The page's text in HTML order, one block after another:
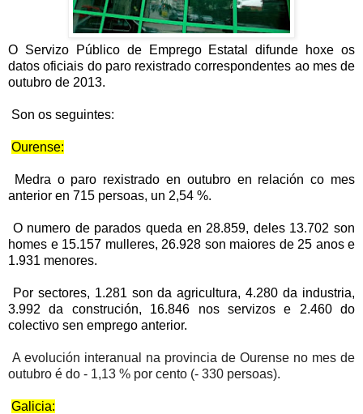
O Servizo Público de Emprego Estatal difunde hoxe os
datos oficiais do paro rexistrado correspondentes ao mes de
outubro de 2013.
Son os seguintes:
Ourense:
Medra o paro rexistrado en outubro en relación co mes
anterior en 715 persoas, un 2,54 %.
O numero de parados queda en 28.859, deles 13.702 son
homes e 15.157 mulleres, 26.928 son maiores de 25 anos e
1.931 menores.
Por sectores, 1.281 son da agricultura, 4.280 da industria,
3.992 da construción, 16.846 nos servizos e 2.460 do
colectivo sen emprego anterior.
A evolución interanual na provincia de Ourense no mes de
outubro é do - 1,13 % por cento (- 330 persoas).
Galicia: